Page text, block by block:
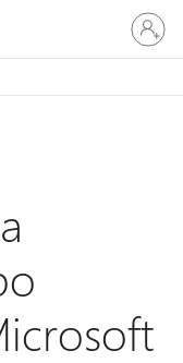
Přihlaste
se
ke
účtu